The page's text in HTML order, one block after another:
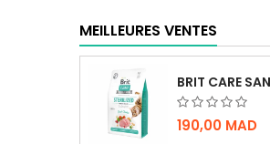
MEILLEURES VENTES
190,00 MAD